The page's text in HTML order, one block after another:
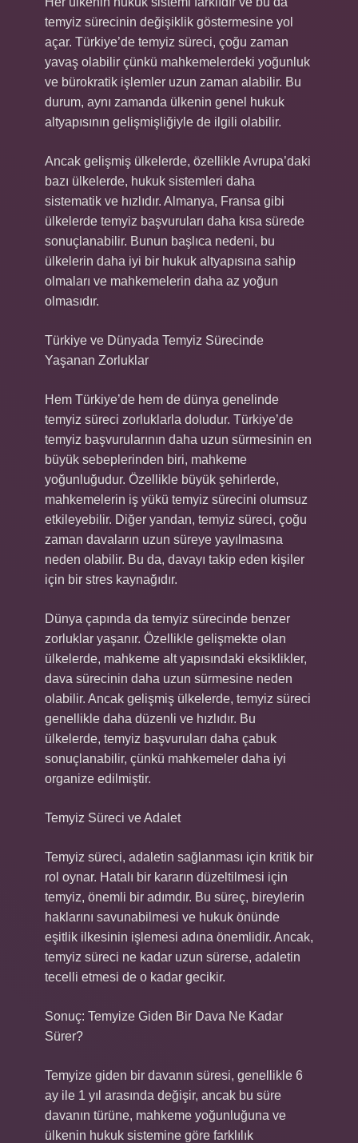
temyiz sürecinin değişiklik göstermesine yol
açar. Türkiye’de temyiz süreci, çoğu zaman
yavaş olabilir çünkü mahkemelerdeki yoğunluk
ve bürokratik işlemler uzun zaman alabilir. Bu
durum, aynı zamanda ülkenin genel hukuk
altyapısının gelişmişliğiyle de ilgili olabilir.
Ancak gelişmiş ülkelerde, özellikle Avrupa’daki
bazı ülkelerde, hukuk sistemleri daha
sistematik ve hızlıdır. Almanya, Fransa gibi
ülkelerde temyiz başvuruları daha kısa sürede
sonuçlanabilir. Bunun başlıca nedeni, bu
ülkelerin daha iyi bir hukuk altyapısına sahip
olmaları ve mahkemelerin daha az yoğun
olmasıdır.
Türkiye ve Dünyada Temyiz Sürecinde
Yaşanan Zorluklar
Hem Türkiye’de hem de dünya genelinde
temyiz süreci zorluklarla doludur. Türkiye’de
temyiz başvurularının daha uzun sürmesinin en
büyük sebeplerinden biri, mahkeme
yoğunluğudur. Özellikle büyük şehirlerde,
mahkemelerin iş yükü temyiz sürecini olumsuz
etkileyebilir. Diğer yandan, temyiz süreci, çoğu
zaman davaların uzun süreye yayılmasına
neden olabilir. Bu da, davayı takip eden kişiler
için bir stres kaynağıdır.
Dünya çapında da temyiz sürecinde benzer
zorluklar yaşanır. Özellikle gelişmekte olan
ülkelerde, mahkeme alt yapısındaki eksiklikler,
dava sürecinin daha uzun sürmesine neden
olabilir. Ancak gelişmiş ülkelerde, temyiz süreci
genellikle daha düzenli ve hızlıdır. Bu
ülkelerde, temyiz başvuruları daha çabuk
sonuçlanabilir, çünkü mahkemeler daha iyi
organize edilmiştir.
Temyiz Süreci ve Adalet
Temyiz süreci, adaletin sağlanması için kritik bir
rol oynar. Hatalı bir kararın düzeltilmesi için
temyiz, önemli bir adımdır. Bu süreç, bireylerin
haklarını savunabilmesi ve hukuk önünde
eşitlik ilkesinin işlemesi adına önemlidir. Ancak,
temyiz süreci ne kadar uzun sürerse, adaletin
tecelli etmesi de o kadar gecikir.
Sonuç: Temyize Giden Bir Dava Ne Kadar
Sürer?
Temyize giden bir davanın süresi, genellikle 6
ay ile 1 yıl arasında değişir, ancak bu süre
davanın türüne, mahkeme yoğunluğuna ve
ülkenin hukuk sistemine göre farklılık